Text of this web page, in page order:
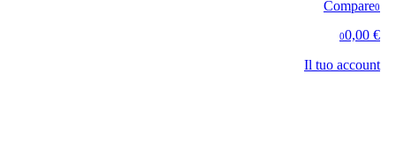
Compare0
00,00 €
Il tuo account